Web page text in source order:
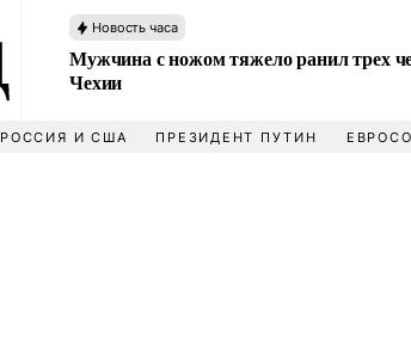
Новость часа
Мужчина с ножом тяжело ранил трех
Чехии
РОССИЯ И США ПРЕЗИДЕНТ ПУТИН